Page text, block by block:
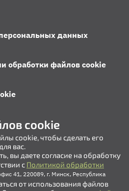
41, 220089, г. Минск, Республика
данных
обработки файлов cookie
cookie
cookie, чтобы сделать его
вас.
вы даете согласие на обработку
с Политикой обработки
от использования файлов